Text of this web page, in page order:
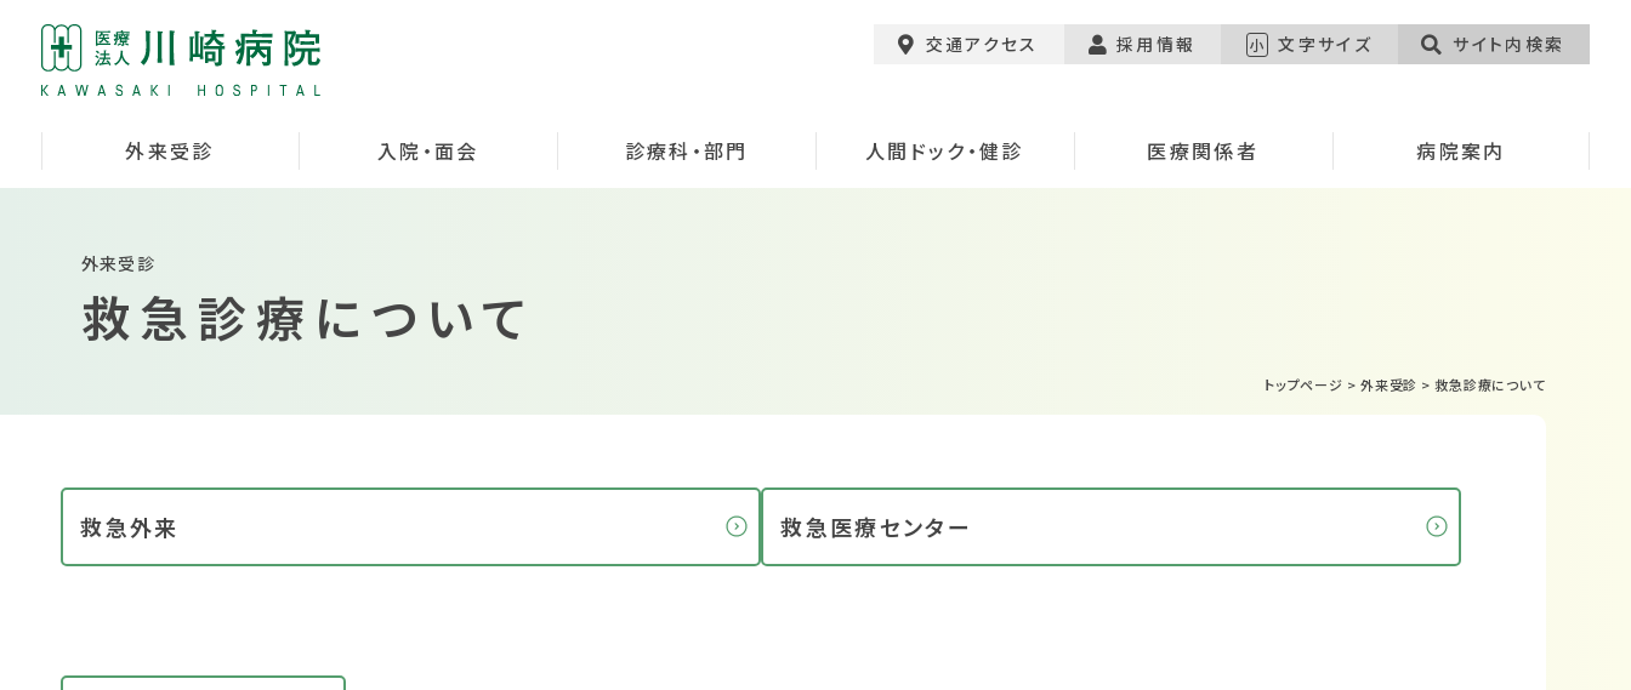
交通アクセス 採用情報 小 文字サイズ サイト内検索
外来受診 入院・面会 診療科・部門 人間ドック・健診 医療関係者 病院案内
外来受診
救急診療について
トップページ > 外来受診 > 救急診療について
救急外来 救急医療センター